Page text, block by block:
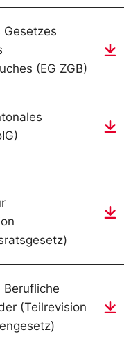
Gesetzes
(EG ZGB)
Berufliche
(Teilrevision